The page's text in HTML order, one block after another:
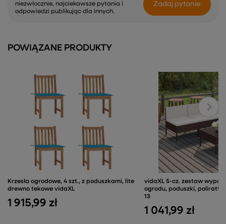
niezwłocznie, najciekawsze pytania i
odpowiedzi publikując dla innych.
Zadaj pytanie
POWIĄZANE PRODUKTY
Krzesła ogrodowe, 4 szt., z poduszkami, lite
drewno tekowe vidaXL
1 915,99 zł
vidaXL 5-cz. zestaw
ogrodu, poduszki,
13
1 041,99 zł